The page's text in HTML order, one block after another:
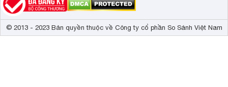
© 2013 - 2023 Bản quyền thuộc về Công ty cổ phần So Sánh Việt Nam